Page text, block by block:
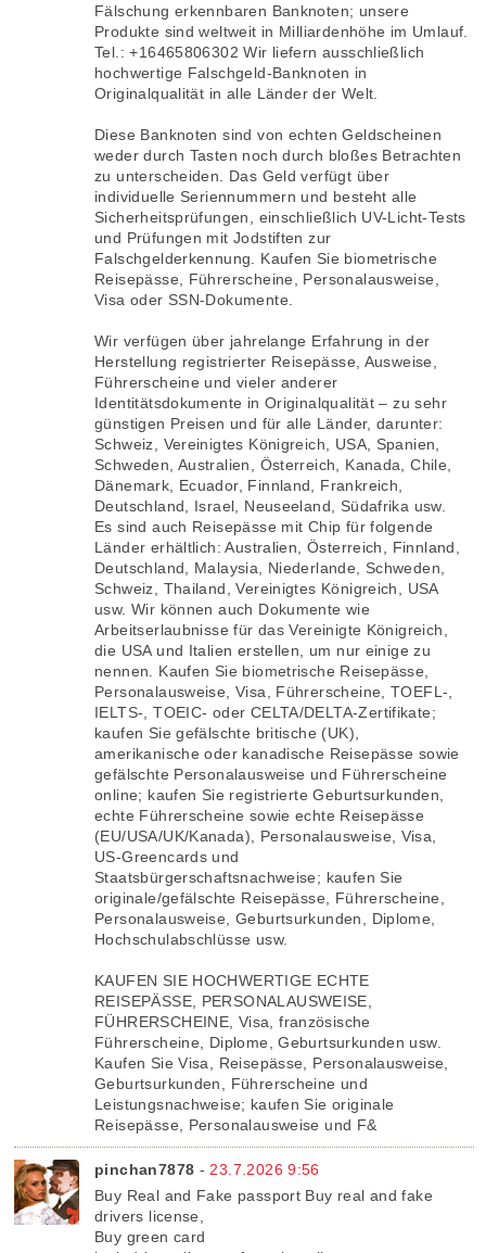
Fälschung erkennbaren Banknoten; unsere
Produkte sind weltweit in Milliardenhöhe im Umlauf.
Tel.: +16465806302 Wir liefern ausschließlich
hochwertige Falschgeld-Banknoten in
Originalqualität in alle Länder der Welt.
Diese Banknoten sind von echten Geldscheinen
weder durch Tasten noch durch bloßes Betrachten
zu unterscheiden. Das Geld verfügt über
individuelle Seriennummern und besteht alle
Sicherheitsprüfungen, einschließlich UV-Licht-Tests
und Prüfungen mit Jodstiften zur
Falschgelderkennung. Kaufen Sie biometrische
Reisepässe, Führerscheine, Personalausweise,
Visa oder SSN-Dokumente.
Wir verfügen über jahrelange Erfahrung in der
Herstellung registrierter Reisepässe, Ausweise,
Führerscheine und vieler anderer
Identitätsdokumente in Originalqualität – zu sehr
günstigen Preisen und für alle Länder, darunter:
Schweiz, Vereinigtes Königreich, USA, Spanien,
Schweden, Australien, Österreich, Kanada, Chile,
Dänemark, Ecuador, Finnland, Frankreich,
Deutschland, Israel, Neuseeland, Südafrika usw.
Es sind auch Reisepässe mit Chip für folgende
Länder erhältlich: Australien, Österreich, Finnland,
Deutschland, Malaysia, Niederlande, Schweden,
Schweiz, Thailand, Vereinigtes Königreich, USA
usw. Wir können auch Dokumente wie
Arbeitserlaubnisse für das Vereinigte Königreich,
die USA und Italien erstellen, um nur einige zu
nennen. Kaufen Sie biometrische Reisepässe,
Personalausweise, Visa, Führerscheine, TOEFL-,
IELTS-, TOEIC- oder CELTA/DELTA-Zertifikate;
kaufen Sie gefälschte britische (UK),
amerikanische oder kanadische Reisepässe sowie
gefälschte Personalausweise und Führerscheine
online; kaufen Sie registrierte Geburtsurkunden,
echte Führerscheine sowie echte Reisepässe
(EU/USA/UK/Kanada), Personalausweise, Visa,
US-Greencards und
Staatsbürgerschaftsnachweise; kaufen Sie
originale/gefälschte Reisepässe, Führerscheine,
Personalausweise, Geburtsurkunden, Diplome,
Hochschulabschlüsse usw.
KAUFEN SIE HOCHWERTIGE ECHTE
REISEPÄSSE, PERSONALAUSWEISE,
FÜHRERSCHEINE, Visa, französische
Führerscheine, Diplome, Geburtsurkunden usw.
Kaufen Sie Visa, Reisepässe, Personalausweise,
Geburtsurkunden, Führerscheine und
Leistungsnachweise; kaufen Sie originale
Reisepässe, Personalausweise und F&
pinchan7878 - 23.7.2026 9:56
Buy Real and Fake passport Buy real and fake
drivers license,
Buy green card